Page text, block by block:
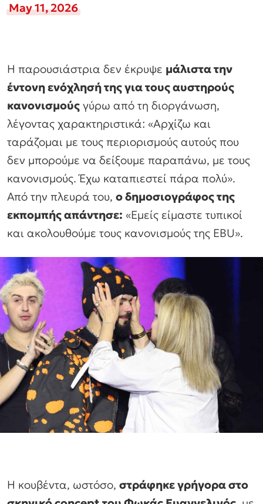
May 11, 2026
Η παρουσιάστρια δεν έκρυψε μάλιστα την
έντονη ενόχλησή της για τους αυστηρούς
κανονισμούς γύρω από τη διοργάνωση,
λέγοντας χαρακτηριστικά: «Αρχίζω και
ταράζομαι με τους περιορισμούς αυτούς που
δεν μπορούμε να δείξουμε παραπάνω, με τους
κανονισμούς. Έχω καταπιεστεί πάρα πολύ».
Από την πλευρά του, ο δημοσιογράφος της
εκπομπής απάντησε: «Εμείς είμαστε τυπικοί
και ακολουθούμε τους κανονισμούς της EBU».
Η κουβέντα, ωστόσο, στράφηκε γρήγορα στο